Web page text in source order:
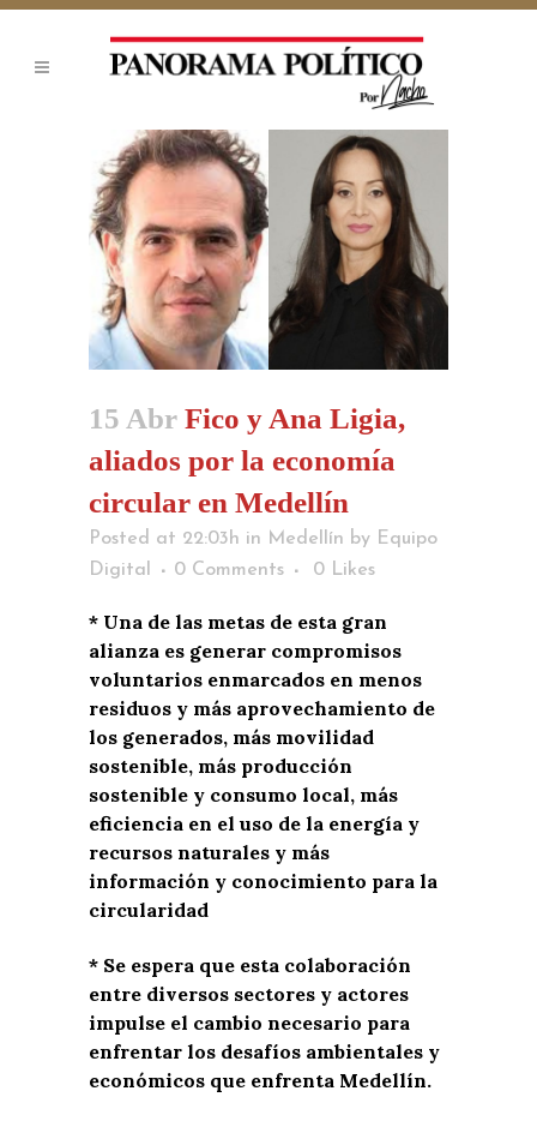
15 Abr Fico y Ana Ligia,
aliados por la economía
circular en Medellín
Posted at 22:03h in Medellín by Equipo
Digital
0 Comments 0 Likes
* Una de las metas de esta gran
alianza es generar compromisos
voluntarios enmarcados en menos
residuos y más aprovechamiento de
los generados, más movilidad
sostenible, más producción
sostenible y consumo local, más
eficiencia en el uso de la energía y
recursos naturales y más
información y conocimiento para la
circularidad
* Se espera que esta colaboración
entre diversos sectores y actores
impulse el cambio necesario para
enfrentar los desafíos ambientales y
económicos que enfrenta Medellín.